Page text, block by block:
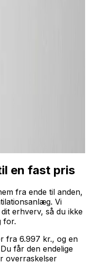
en fast pris
fra ende til anden,
Vi
erhverv, så du ikke
for.
fra 6.997 kr., og en
får den endelige
overraskelser